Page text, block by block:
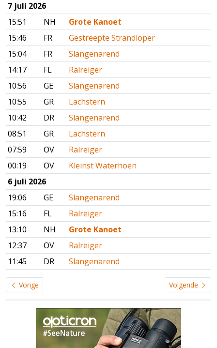
7 juli 2026
15:51
NH
Grote Kanoet
15:46
FR
Gestreepte Strandloper
15:04
FR
Slangenarend
14:17
FL
Ralreiger
10:56
GE
Slangenarend
10:55
GR
Lachstern
10:42
DR
Slangenarend
08:51
GR
Lachstern
07:59
OV
Ralreiger
00:19
OV
Kleinst Waterhoen
6 juli 2026
19:06
GE
Slangenarend
15:16
FL
Ralreiger
13:10
NH
Grote Kanoet
12:37
OV
Ralreiger
11:45
DR Slangenarend
Vorige Volgende